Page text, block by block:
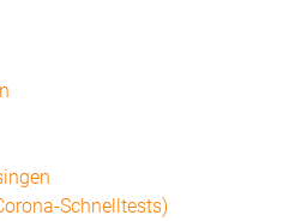
Schnelltests)